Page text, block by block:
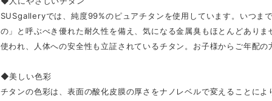
SUSgalleryでは、純度99%のピュアチタンを使⽤しています。いつま
の」と呼ぶべき優れた耐久性を備え、気になる金属臭もほとんどあり
使われ、⼈体への安全性も⽴証されているチタン。お⼦様からご年配
◆美しい色彩
チタンの⾊彩は、表⾯の酸化⽪膜の厚さをナノレベルで変えることに